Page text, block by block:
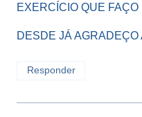
EXERCÍCIO QUE
DESDE JÁ AGRADEÇO
Responder